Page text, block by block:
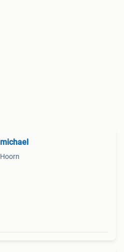
michael
Hoorn